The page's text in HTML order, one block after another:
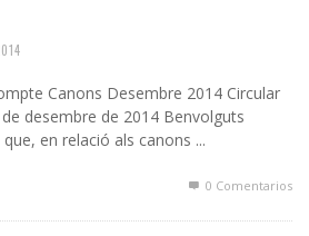
Canons Desembre 2014 Circular
desembre de 2014 Benvolguts
en relació als canons ...
0 Comentarios